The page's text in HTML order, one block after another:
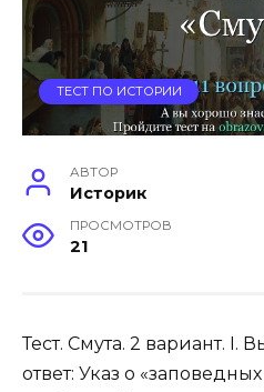
ТЕСТ ПО ИСТОРИИ
АВТОР
Историк
ПРОСМОТРОВ
21
Тест. Смута. 2 вариант. I.
ответ: Указ о